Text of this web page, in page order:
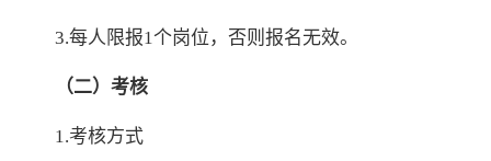
3.每人限报1个岗位，否则报名无效。
（二）考核
1.考核方式